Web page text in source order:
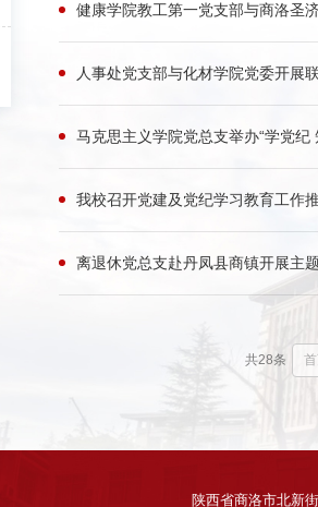
健康学院教工第一党支部与商洛圣
人事处党支部与化材学院党委开展
马克思主义学院党总支举办“学党纪
我校召开党建及党纪学习教育工作
离退休党总支赴丹凤县商镇开展主
共28条
陕西省商洛市北新